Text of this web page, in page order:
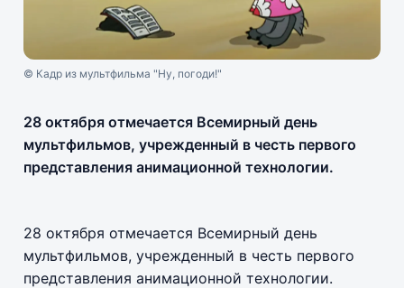
© Кадр из мультфильма "Ну, погоди!"
28 октября отмечается Всемирный день
мультфильмов, учрежденный в честь первого
представления анимационной технологии.
28 октября отмечается Всемирный день
мультфильмов, учрежденный в честь первого
представления анимационной технологии.